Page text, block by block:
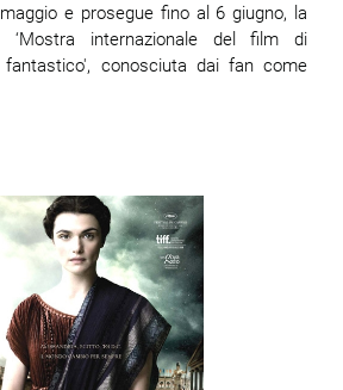
e prosegue fino al 6 giugno, la
‘Mostra internazionale del film di
conosciuta dai fan come